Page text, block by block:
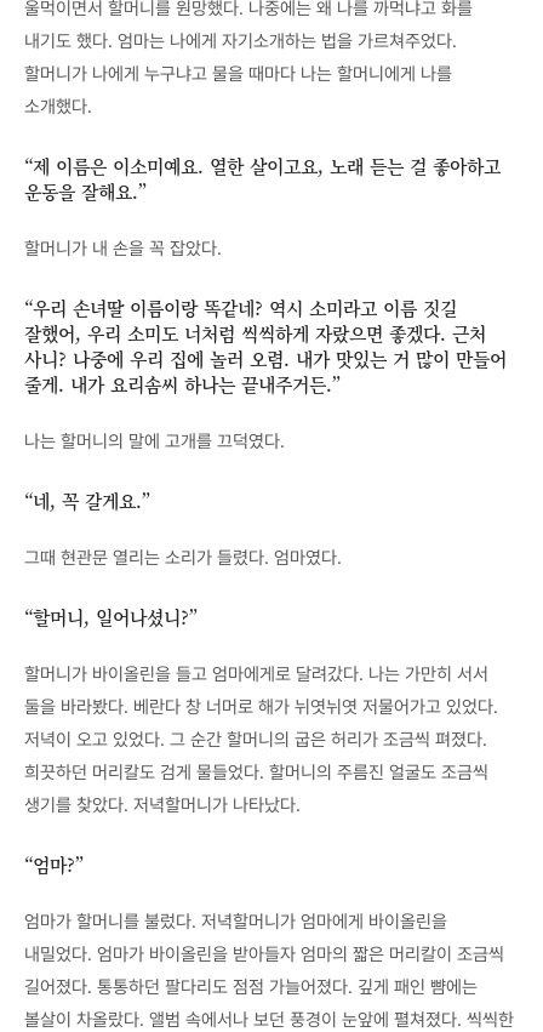
울먹이면서 할머니를 원망했다. 나중에는 왜 나를 까먹냐고 화를
내기도 했다. 엄마는 나에게 자기소개하는 법을 가르쳐주었다.
할머니가 나에게 누구냐고 물을 때마다 나는 할머니에게 나를
소개했다.
“제 이름은 이소미예요. 열한 살이고요, 노래 듣는 걸 좋아하고
운동을 잘해요.”
할머니가 내 손을 꼭 잡았다.
“우리 손녀딸 이름이랑 똑같네? 역시 소미라고 이름 짓길
잘했어, 우리 소미도 너처럼 씩씩하게 자랐으면 좋겠다. 근처
사니? 나중에 우리 집에 놀러 오렴. 내가 맛있는 거 많이 만들어
줄게. 내가 요리솜씨 하나는 끝내주거든.”
나는 할머니의 말에 고개를 끄덕였다.
“네, 꼭 갈게요.”
그때 현관문 열리는 소리가 들렸다. 엄마였다.
“할머니, 일어나셨니?”
할머니가 바이올린을 들고 엄마에게로 달려갔다. 나는 가만히 서서
둘을 바라봤다. 베란다 창 너머로 해가 뉘엿뉘엿 저물어가고 있었다.
저녁이 오고 있었다. 그 순간 할머니의 굽은 허리가 조금씩 펴졌다.
희끗하던 머리칼도 검게 물들었다. 할머니의 주름진 얼굴도 조금씩
생기를 찾았다. 저녁할머니가 나타났다.
“엄마?”
엄마가 할머니를 불렀다. 저녁할머니가 엄마에게 바이올린을
내밀었다. 엄마가 바이올린을 받아들자 엄마의 짧은 머리칼이 조금씩
길어졌다. 통통하던 팔다리도 점점 가늘어졌다. 깊게 패인 뺨에는
볼살이 차올랐다. 앨범 속에서나 보던 풍경이 눈앞에 펼쳐졌다. 씩씩한